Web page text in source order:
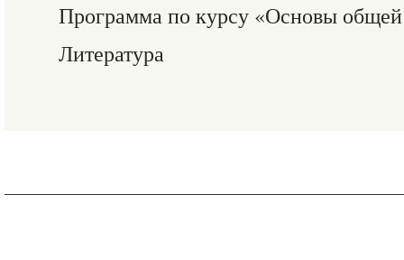
Программа по курсу «Основы
Литература